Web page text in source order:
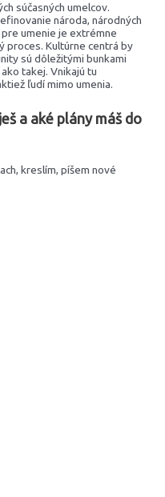
súčasných umelcov.
národa, národných
umenie je extrémne
proces. Kultúrne centrá by
sú dôležitými bunkami
takej. Vnikajú tu
ľudí mimo umenia.
a aké plány máš do
kreslím, píšem nové